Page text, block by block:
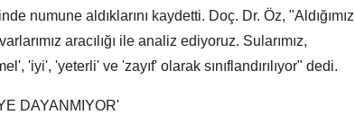
numune aldıklarını kaydetti. Doç. Dr. Öz, "Aldığımız
aracılığı ile analiz ediyoruz. Sularımız,
'iyi', 'yeterli' ve 'zayıf' olarak sınıflandırılıyor" dedi.
DAYANMIYOR'